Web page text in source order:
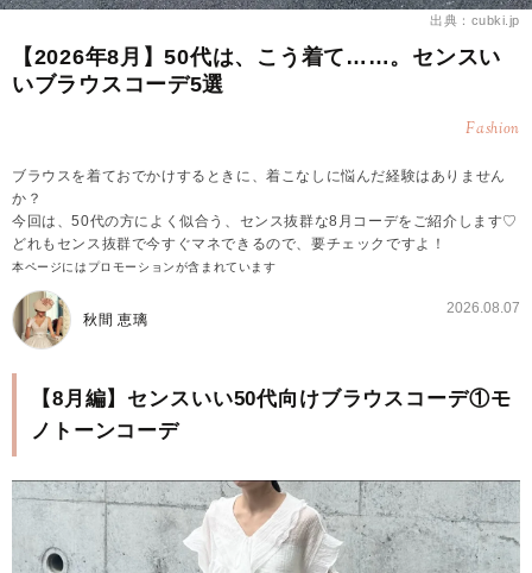
出典：cubki.jp
【2026年8月】50代は、こう着て……。センスい
いブラウスコーデ5選
Fashion
ブラウスを着ておでかけするときに、着こなしに悩んだ経験はありません
か？
今回は、50代の方によく似合う、センス抜群な8月コーデをご紹介します♡
どれもセンス抜群で今すぐマネできるので、要チェックですよ！
本ページにはプロモーションが含まれています
秋間 恵璃
2026.08.07
【8月編】センスいい50代向けブラウスコーデ①モ
ノトーンコーデ